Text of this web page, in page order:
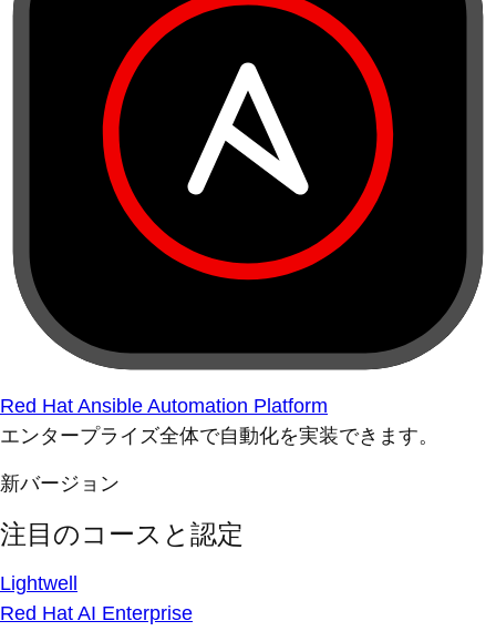
Red Hat Ansible Automation Platform
エンタープライズ全体で自動化を実装できます。
新バージョン
注目のコースと認定
Lightwell
Red Hat AI Enterprise